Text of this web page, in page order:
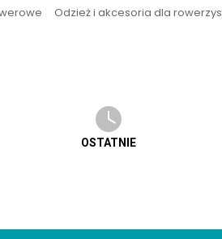
Odzież i akcesoria dla
OSTATNIE